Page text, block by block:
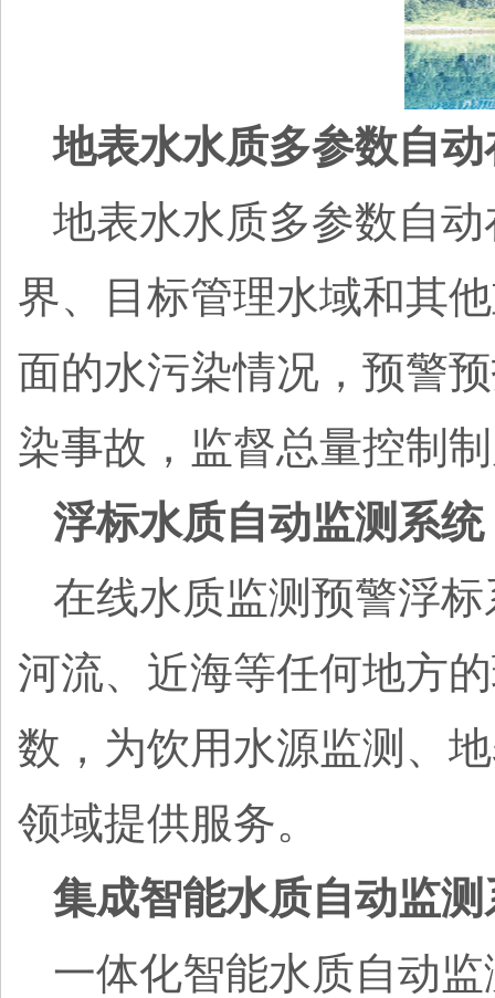
地表水水质多参数自
地表水水质多参数自
界、目标管理水域和其
面的水污染情况，预警
染事故，监督总量控制
浮标水质自动监测系统
在线水质监测预警浮
河流、近海等任何地方
数，为饮用水源监测、
领域提供服务。
集成智能水质自动监测
一体化智能水质自动